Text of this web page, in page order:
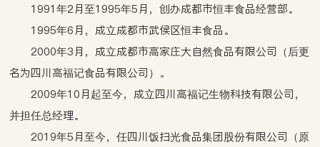
1991年2月至1995年5月，创办成都市恒丰食品经营部。
1995年6月，成立成都市武侯区恒丰食品。
2000年3月，成立成都市高家庄大自然食品有限公司（后更
名为四川高福记食品有限公司）。
2009年10月起至今，成立四川高福记生物科技有限公司，
并担任总经理。
2019年5月至今，任四川饭扫光食品集团股份有限公司（原